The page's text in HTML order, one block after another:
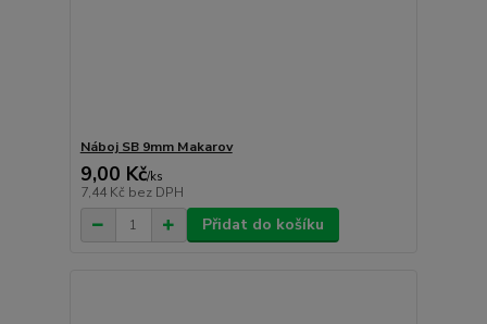
Náboj SB 9mm Makarov
9,00 Kč/ks
7,44 Kč bez DPH
Přidat do košíku